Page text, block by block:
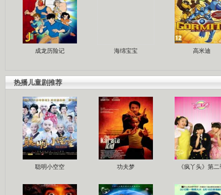
成龙历险记 海绵宝宝 高米迪
热播儿童剧推荐
聪明小空空 功夫梦 《疯丫头》第二